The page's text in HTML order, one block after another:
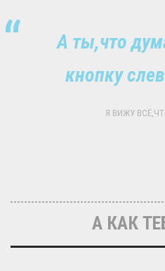
А ты,что
кнопку
Я ВИЖУ
А КАК